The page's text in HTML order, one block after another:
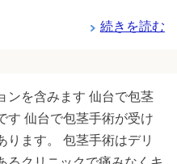
続きを読む
ンを含みます 仙台で包茎
す 仙台で包茎手術が受け
ります。 包茎手術はデリ